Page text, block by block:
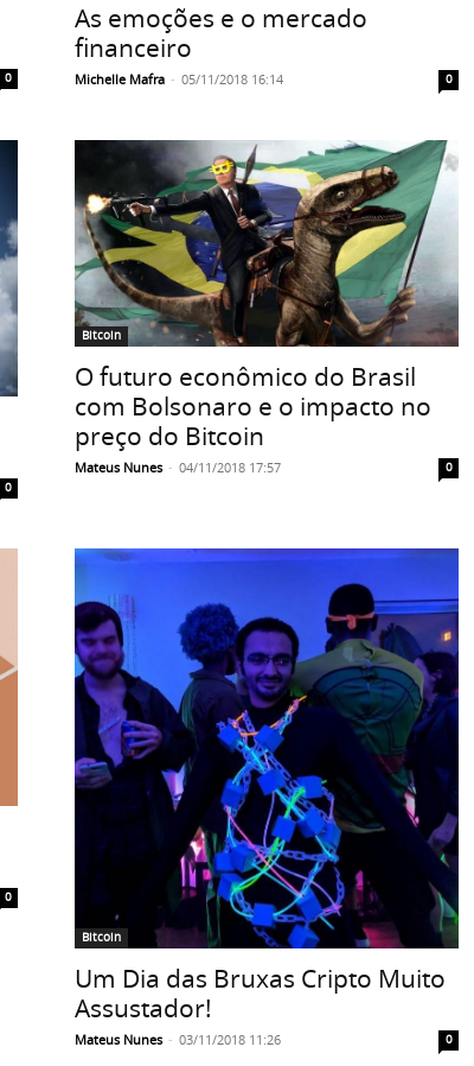
0
As emoções e o mercado
financeiro
Michelle Mafra - 05/11/2018 16:14 0
0
Bitcoin
O futuro econômico do Brasil
com Bolsonaro e o impacto no
preço do Bitcoin
Mateus Nunes - 04/11/2018 17:57 0
0
Bitcoin
Um Dia das Bruxas Cripto Muito
Assustador!
Mateus Nunes - 03/11/2018 11:26 0